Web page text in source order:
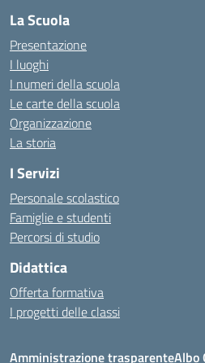
La Scuola
Presentazione
I luoghi
I numeri della scuola
Le carte della scuola
Organizzazione
La storia
I Servizi
Personale scolastico
Famiglie e studenti
Percorsi di studio
Didattica
Offerta formativa
I progetti delle classi
Amministrazione trasparenteAlbo